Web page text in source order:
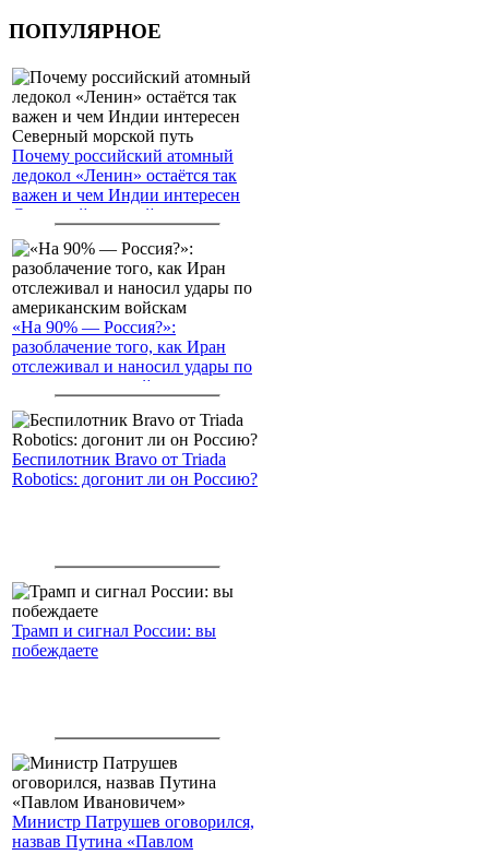
ПОПУЛЯРНОЕ
Почему российский атомный
ледокол «Ленин» остаётся так
важен и чем Индии интересен
Северный морской путь
«На 90% — Россия?»:
разоблачение того, как Иран
отслеживал и наносил удары по
американским войскам
Беспилотник Bravo от Triada
Robotics: догонит ли он Россию?
Трамп и сигнал России: вы
побеждаете
Министр Патрушев оговорился,
назвав Путина «Павлом